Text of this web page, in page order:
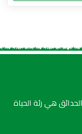
هي رئة الحياة